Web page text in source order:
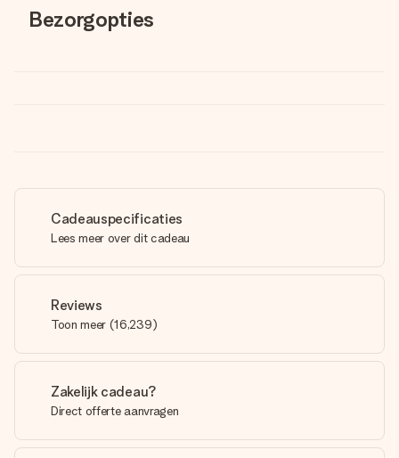
Bezorgopties
Cadeauspecificaties
Lees meer over dit cadeau
Reviews
Toon meer (16,239)
Zakelijk cadeau?
Direct offerte aanvragen